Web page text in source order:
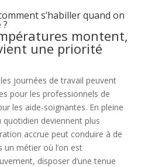
s’habiller quand on
montent,
une priorité
les journées de travail peuvent
pour les professionnels de
les aide-soignantes. En pleine
quotidien deviennent plus
accrue peut conduire à de
métier où l’on est
disposer d’une tenue